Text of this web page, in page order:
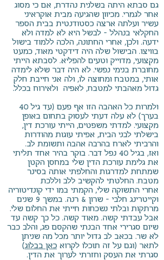
גם סבתא היתה בשלנית נהדרת, אם כי מסוג
אחר לגמרי. מכיוון שהגיעה מבית אוקראיני
עשיר ועלתה ארצה כסטודנטית בבית הספר
החקלאי בנהלל – לבשל היא לא למדה ולא
ידעה. ולכן, אחרי החתונה, הלכה ללמוד בישול
בוויצו. הבישול שלה היה דידקטי מאוד, כמעט
מקצועי, מדוייק וטעים להפליא. לסבתא הייתי
מחוברת בנימי נפשי. לא היה דבר שלא לימדה
אותי, במטבח ומחוצה לו, ולה אני חייבת חלק
גדול מאהבתי למטבח, לאפיה ולאירוח בכלל.
ולמרות כל האהבה הזו אף פעם (עד גיל 40
בערך) לא עלה דעתי לעסוק בתחום באופן
מקצועי. למדתי משפטים, הייתי עורכת דין,
בישלתי לבני הבית, אפיתי עוגות מהודרות
והרביתי לארח בהרבה אהבה ותשומת לב.
ואז, בגיל 40 נפל דבר. בוקר בהיר אחד תליתי
את גלימת עורכת הדין שלי במחסן הקטן
שמתחת למדרגות והחלפתי אותה בסינר
מטבח. החלטתי להקשיב ללב וללכת
אחרי התשוקה שלי, הקמתי במו ידי קונדיטוריה
וקייטרינג חלבי - שרון & רנה. במשך 9 שנים
מרתקות ובלתי נשכחות חייתי את החלום שלי.
אבל עבדתי קשה. מאוד קשה. כל כך קשה עד
שיום סגרירי אחד הבנתי שהקסם פג, והלב כבר
לא שר. בכאב לב גדול יותר מכל מה שניתן
לתאר (וגם על זה תוכלו לקרוא כאן בבלוג)
סגרתי את העסק וחזרתי לערוך את הדין.